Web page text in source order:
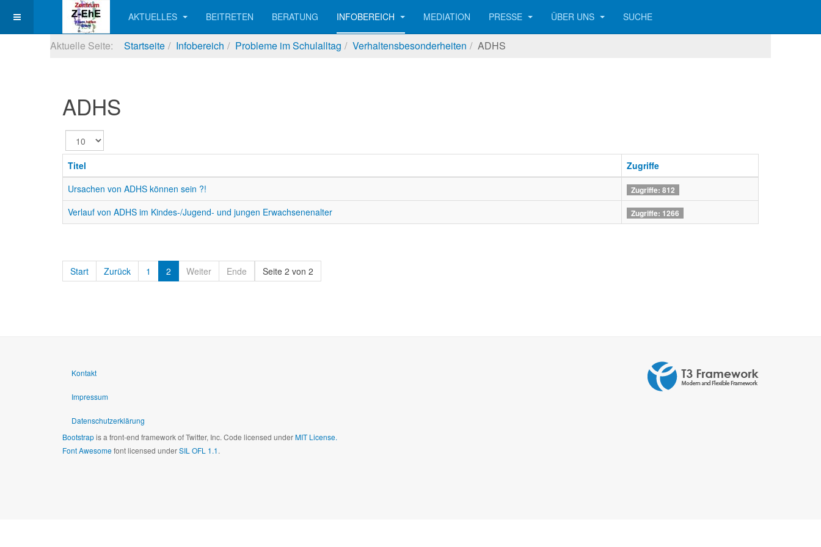
AKTUELLES BEITRETEN BERATUNG INFOBEREICH MEDIATION PRESSE ÜBER UNS SUCHE
Aktuelle Seite: Startseite Infobereich Probleme im Schulalltag Verhaltensbesonderheiten ADHS
ADHS
Anzeige
#
Titel
Zugriffe
Ursachen von ADHS können sein ?!
Zugriffe: 812
Verlauf von ADHS im Kindes-/Jugend- und jungen Erwachsenenalter Zugriffe: 1266
Seite 2 von 2
Start Zurück 1 2 Weiter Ende
Kontakt
Impressum
Datenschutzerklärung
Bootstrapis a front-end framework of Twitter, Inc. Code licensed underMIT License.
Font Awesomefont licensed underSIL OFL 1.1.